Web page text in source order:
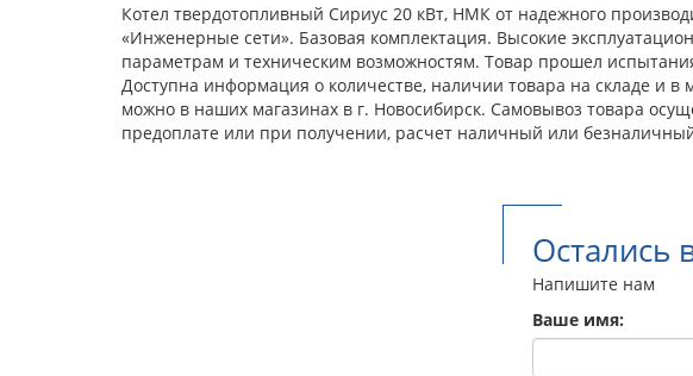
Котел твердотопливный Сириус 20 кВт, НМК от надежного
«Инженерные сети». Базовая комплектация. Высокие
параметрам и техническим возможностям. Товар прошел
Доступна информация о количестве, наличии товара на складе и
можно в наших магазинах в г. Новосибирск. Самовывоз товара
предоплате или при получении, расчет наличный или
Остались
Напишите нам
Ваше имя: